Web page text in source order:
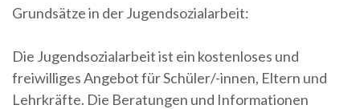
Grundsätze in der Jugendsozialarbeit:
Die Jugendsozialarbeit ist ein kostenloses und
freiwilliges Angebot für Schüler/-innen, Eltern und
Lehrkräfte. Die Beratungen und Informationen